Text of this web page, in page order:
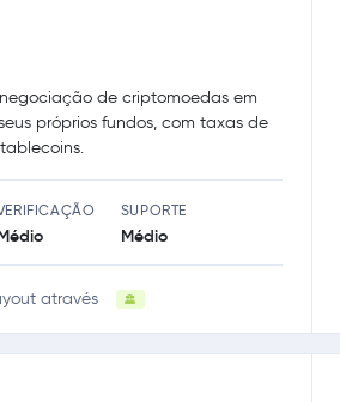
de criptomoedas em
próprios fundos, com taxas de
SUPORTE
Médio
através